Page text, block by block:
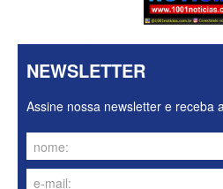
NEWSLETTER
Assine nossa newsletter e receba